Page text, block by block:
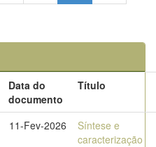
Data do
documento
Título
11-Fev-2026
Síntese e
caracterização